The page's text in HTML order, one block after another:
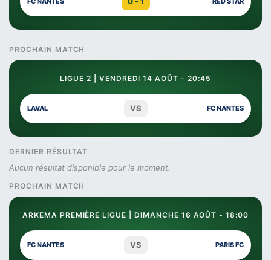
PROCHAIN MATCH
LIGUE 2 | VENDREDI 14 AOÛT - 20:45
LAVAL VS FC NANTES
DERNIER RÉSULTAT
Aucun résultat disponible pour le moment.
PROCHAIN MATCH
ARKEMA PREMIÈRE LIGUE | DIMANCHE 16 AOÛT - 18:00
FC NANTES VS PARIS FC